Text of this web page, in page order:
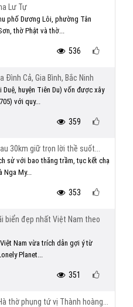
Lư Tự
phố Dương Lôi, phường Tân
thờ Phật và thờ...
536
Đình Cả, Gia Bình, Bắc Ninh
Duệ, huyện Tiên Du) vốn được xây
với quy...
359
30km giữ trọn lời thề suốt...
sử với bao thăng trầm, tục kết chạ
Nga My...
353
biển đẹp nhất Việt Nam theo
Nam vừa trích dẫn gợi ý từ
Planet...
351
thờ phụng tứ vị Thành hoàng...